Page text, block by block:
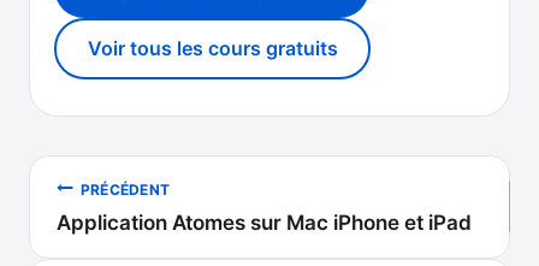
Voir tous les cours gratuits
Navigation
de
PRÉCÉDENT
Application Atomes sur Mac iPhone et iPad